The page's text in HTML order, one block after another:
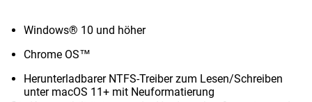
Windows® 10 und höher
Chrome OS™
Herunterladbarer NTFS-Treiber zum Lesen/Schreiben
unter macOS 11+ mit Neuformatierung